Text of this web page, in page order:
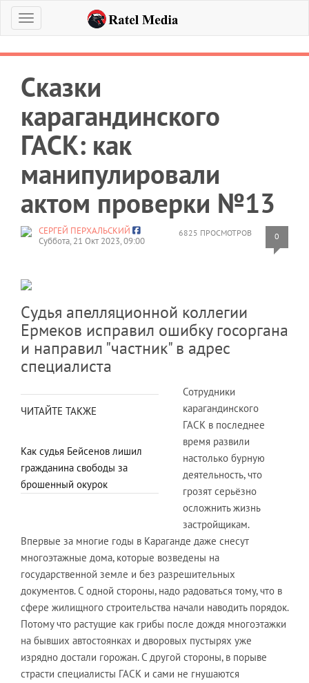
Меню
Сказки
карагандинского
ГАСК: как
манипулировали
актом проверки №13
6825 ПРОСМОТРОВ 0
СЕРГЕЙ ПЕРХАЛЬСКИЙ
Суббота, 21 Окт 2023, 09:00
Судья апелляционной коллегии
Ермеков исправил ошибку госоргана
и направил "частник" в адрес
специалиста
ЧИТАЙТЕ ТАКЖЕ
Как судья Бейсенов лишил
гражданина свободы за
брошенный окурок
Сотрудники
карагандинского
ГАСК в последнее
время развили
настолько бурную
деятельность, что
грозят серьёзно
осложнить жизнь
застройщикам.
Впервые за многие годы в Караганде даже снесут
многоэтажные дома, которые возведены на
государственной земле и без разрешительных
документов. С одной стороны, надо радоваться тому, что в
сфере жилищного строительства начали наводить порядок.
Потому что растущие как грибы после дождя многоэтажки
на бывших автостоянках и дворовых пустырях уже
изрядно достали горожан. С другой стороны, в порыве
страсти специалисты ГАСК и сами не гнушаются